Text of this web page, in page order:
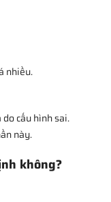
nhiều.
cấu hình sai.
này.
không?